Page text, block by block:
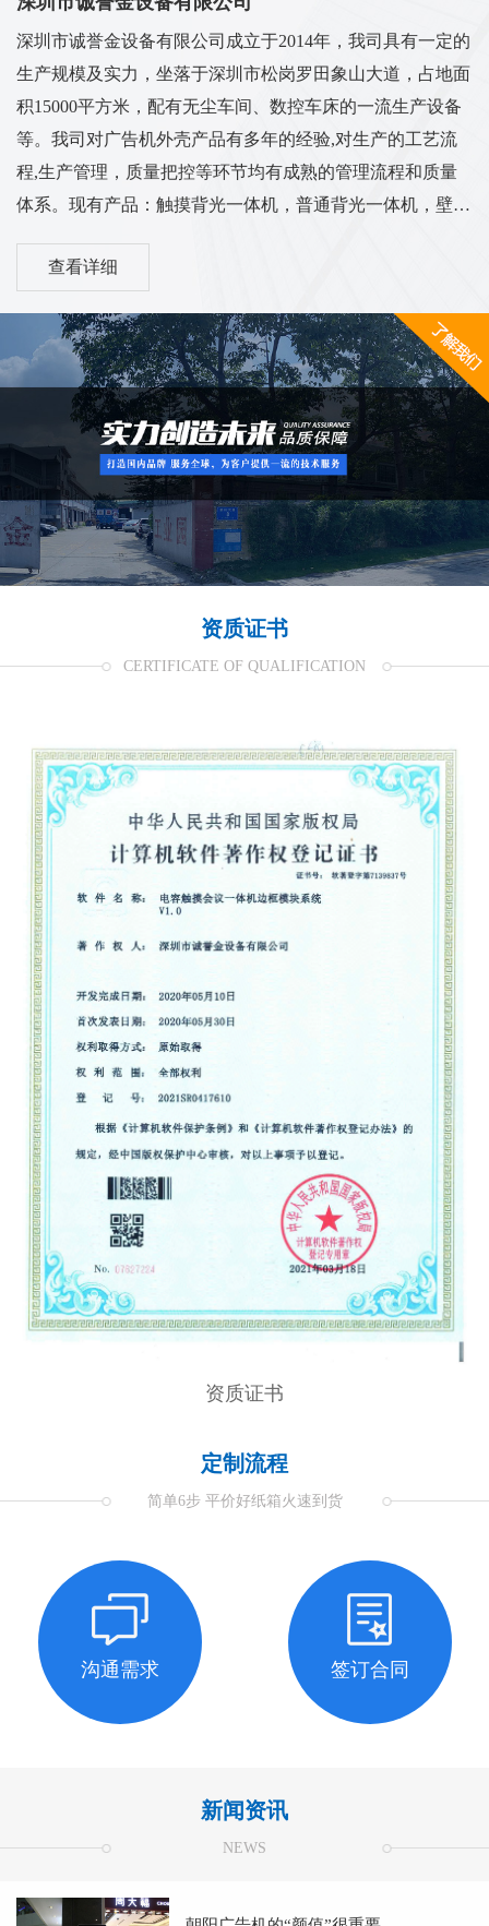
深圳市诚誉金设备有限公司成立于2014年，我司具有一定的
生产规模及实力，坐落于深圳市松岗罗田象山大道，占地面
积15000平方米，配有无尘车间、数控车床的一流生产设备
等。我司对广告机外壳产品有多年的经验,对生产的工艺流
程,生产管理，质量把控等环节均有成熟的管理流程和质量
体系。现有产品：触摸背光一体机，普通背光一体机，壁挂
广告机，机壳套料等多系列外壳...
查看详细
资质证书
CERTIFICATE OF QUALIFICATION
资质证书
定制流程
简单6步 平价好纸箱火速到货
沟通需求 签订合同
新闻资讯
NEWS